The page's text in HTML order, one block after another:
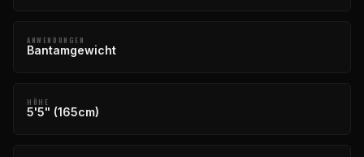
ANWENDUNGEN
Bantamgewicht
HÖHE
5'5" (165cm)